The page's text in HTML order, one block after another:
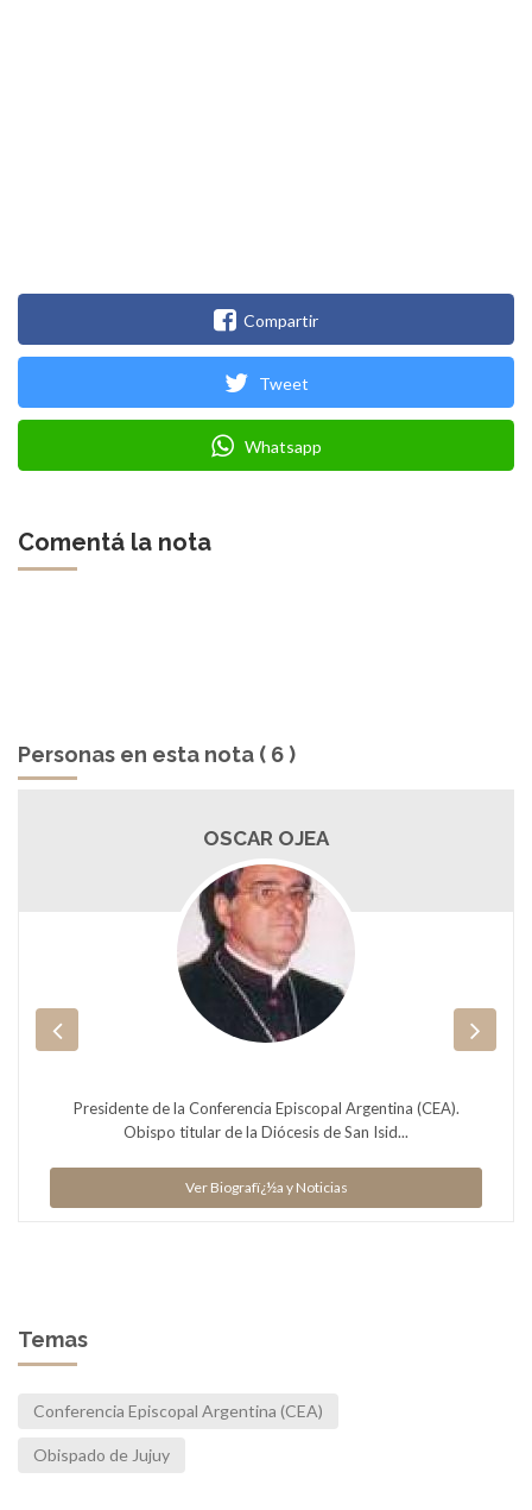
Compartir
Tweet
Whatsapp
Comentá la nota
Personas en esta nota ( 6 )
OSCAR OJEA
Presidente de la Conferencia Episcopal Argentina (CEA).
Obispo titular de la Diócesis de San Isid...
Ver Biografï¿½a y Noticias
Temas
Conferencia Episcopal Argentina (CEA)
Obispado de Jujuy